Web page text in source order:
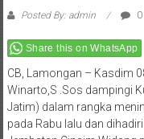
Posted By: admin
Share this on WhatsApp
CB, Lamongan – Kasdim
Winarto,S .Sos dampingi
Jatim) dalam rangka
pada Rabu lalu dan